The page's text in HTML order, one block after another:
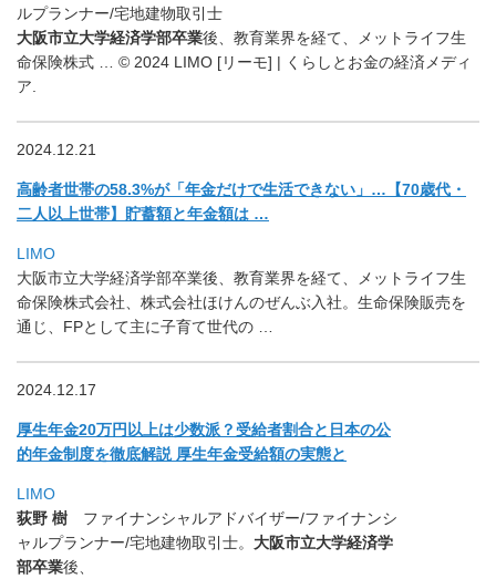
ルプランナー/宅地建物取引士
大阪市立大学経済学部卒業後、教育業界を経て、
メットライフ生
命保険株式 … © 2024 LIMO [リーモ] | くらしとお金の経済メディ
ア.
2024.12.21
高齢者世帯の58.3%が「年金だけで生活できない」…【70歳代・
二人以上世帯】貯蓄額と年金額は …
LIMO
大阪市立大学経済学部卒業後、教育業界を経て、
メットライフ生
命保険株式会社、株式会社ほけんのぜんぶ入社。 生命保険販売を
通じ、FPとして主に子育て世代の …
2024.12.17
厚生年金20万円以上は少数派？受給者割合と日本の公
的年金制度を徹底解説 厚生年金受給額の実態と
LIMO
荻野 樹 ファイナンシャルアドバイザー/ファイナンシ
ャルプランナー/宅地建物取引士。 大阪市立大学経済学
部卒業後、